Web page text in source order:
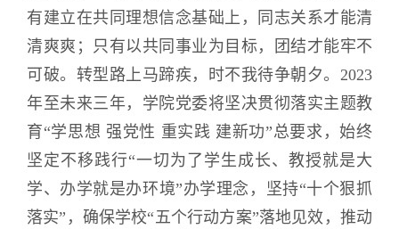
有建立在共同理想信念基础上，同志关系才能清
清爽爽；只有以共同事业为目标，团结才能牢不
可破。转型路上马蹄疾，时不我待争朝夕。2023
年至未来三年，学院党委将坚决贯彻落实主题教
育“学思想 强党性 重实践 建新功”总要求，始终
坚定不移践行“一切为了学生成长、教授就是大
学、办学就是办环境”办学理念，坚持“十个狠抓
落实”，确保学校“五个行动方案”落地见效，推动